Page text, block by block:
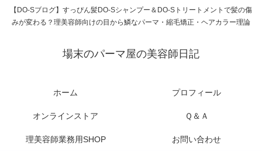
【DO-Sブログ】すっぴん髪DO-Sシャンプー＆DO-Sトリートメントで髪の傷
みが変わる？理美容師向けの目から鱗なパーマ・縮毛矯正・ヘアカラー理論
場末のパーマ屋の美容師日記
ホーム プロフィール
オンラインストア Ｑ＆Ａ
理美容師業務用SHOP お問い合わせ